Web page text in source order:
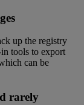
up the registry
tools to export
can be
rarely